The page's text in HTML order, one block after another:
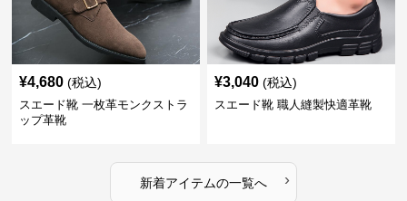
¥4,680 (税込)
スエード靴 一枚革モンクストラ
ップ革靴
¥3,040 (税込)
スエード靴 職人縫製快適革靴
新着アイテムの一覧へ ›